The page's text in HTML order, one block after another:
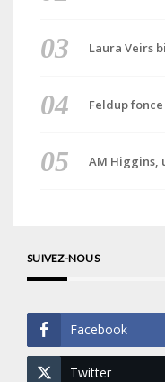
Laura Veirs
Feldup
AM Higgins,
SUIVEZ-NOUS
Facebook
Twitter